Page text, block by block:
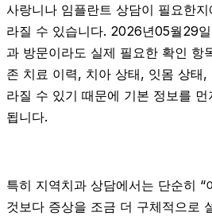
사랑니나 임플란트 상담이 필요한
라질 수 있습니다. 2026년05월29
과 방문이라도 실제 필요한 확인 항
존 치료 이력, 치아 상태, 잇몸 상태
라질 수 있기 때문에 기본 정보를
됩니다.
특히 지역치과 상담에서는 단순히 “
것보다 증상을 조금 더 구체적으로